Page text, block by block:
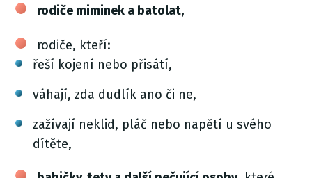
rodiče miminek a batolat,
rodiče, kteří:
řeší kojení nebo přisátí,
váhají, zda dudlík ano či ne,
zažívají neklid, pláč nebo napětí u svého
dítěte,